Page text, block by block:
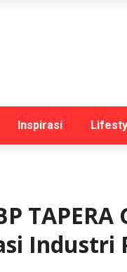
Inspirasi
TAPERA
Industri